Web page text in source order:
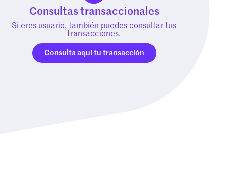
Consultas transaccionales
Si eres usuario, también puedes consultar tus
transacciones.
Consulta aquí tu transacción